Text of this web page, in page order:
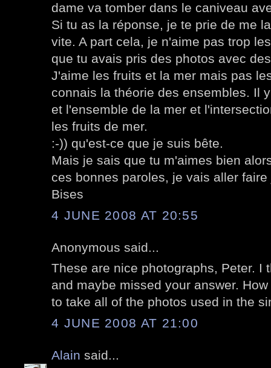
dame va tomber dans le caniveau
Si tu as la réponse, je te prie de me
vite. A part cela, je n'aime pas trop
que tu avais pris des photos avec
J'aime les fruits et la mer mais pas
connais la théorie des ensembles. Il
et l'ensemble de la mer et
les fruits de mer.
:-)) qu'est-ce que je suis bête.
Mais je sais que tu m'aimes bien
ces bonnes paroles, je vais aller
Bises
4 JUNE 2008 AT 20:55
Anonymous said...
These are nice photographs, Peter. I
and maybe missed your answer.
to take all of the photos used in the
4 JUNE 2008 AT 21:00
Alain said...